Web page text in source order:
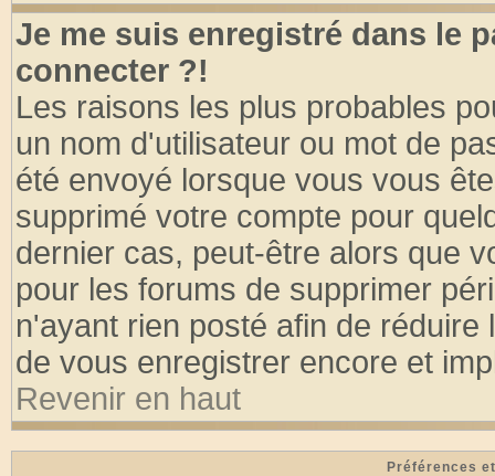
Je me suis enregistré dans le
connecter ?!
Les raisons les plus probables
un nom d'utilisateur ou mot de
été envoyé lorsque vous vous
supprimé votre compte pour
dernier cas, peut-être alors que
pour les forums de supprimer
n'ayant rien posté afin de
de vous enregistrer encore et
Revenir en haut
Préférences